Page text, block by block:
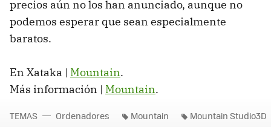
precios aún no los han anunciado, aunque no
podemos esperar que sean especialmente
baratos.
En Xataka | Mountain.
Más información | Mountain.
TEMAS Ordenadores Mountain Mountain Studio3D